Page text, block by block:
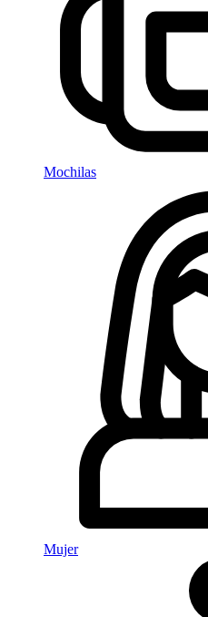
Mochilas
Mujer